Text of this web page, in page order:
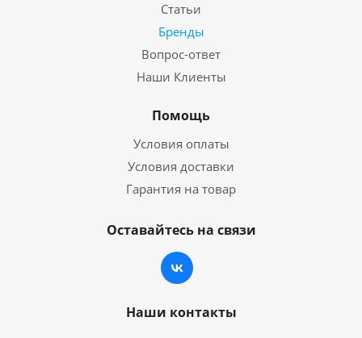
Статьи
Бренды
Вопрос-ответ
Наши Клиенты
Помощь
Условия оплаты
Условия доставки
Гарантия на товар
Оставайтесь на связи
Наши контакты